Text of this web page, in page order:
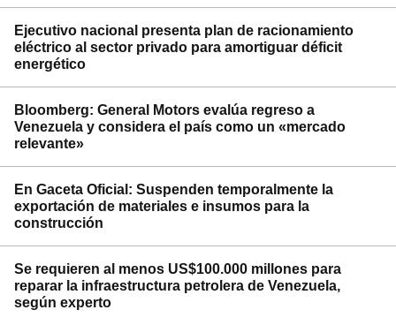
Ejecutivo nacional presenta plan de racionamiento
eléctrico al sector privado para amortiguar déficit
energético
Bloomberg: General Motors evalúa regreso a
Venezuela y considera el país como un «mercado
relevante»
En Gaceta Oficial: Suspenden temporalmente la
exportación de materiales e insumos para la
construcción
Se requieren al menos US$100.000 millones para
reparar la infraestructura petrolera de Venezuela,
según experto